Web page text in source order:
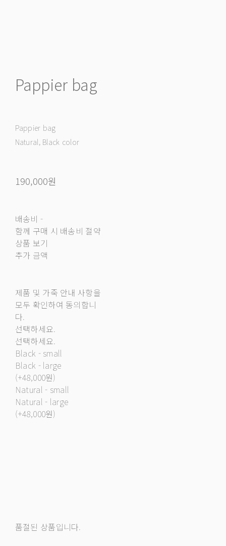
Pappier bag
Pappier bag
Natural, Black color
190,000원
배송비 -
함께 구매 시 배송비 절약
상품 보기
추가 금액
제품 및 가죽 안내 사항을
모두 확인하여 동의합니
다.
선택하세요.
선택하세요.
Black - small
Black - large
(+48,000원)
Natural - small
Natural - large
(+48,000원)
품절된 상품입니다.